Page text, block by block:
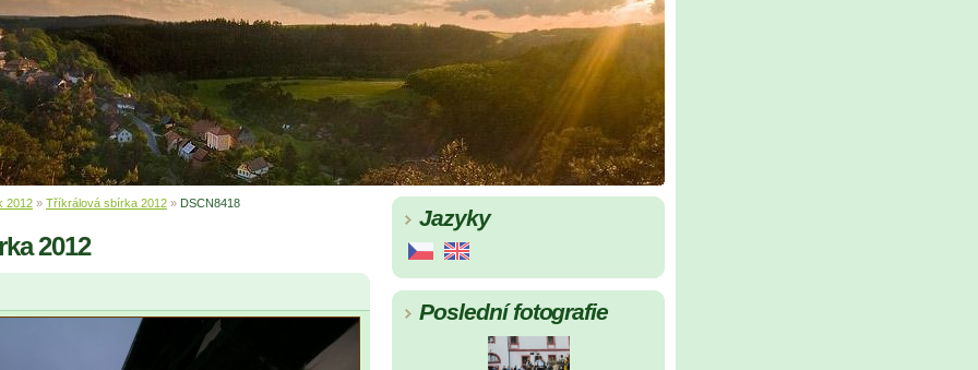
Jazyky
Poslední fotografie
2012 » Tříkrálová sbírka 2012 » DSCN8418
2012